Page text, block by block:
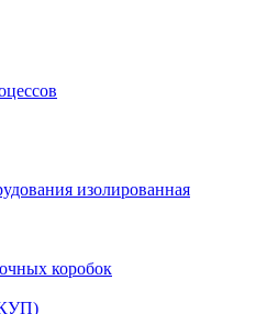
изолированная
коробок